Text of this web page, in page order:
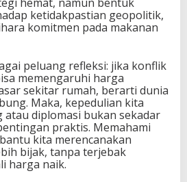
ketidakpastian geopolitik,
komitmen pada makanan
peluang refleksi: jika konflik
memengaruhi harga
sekitar rumah, berarti dunia
Maka, kepedulian kita
diplomasi bukan sekadar
praktis. Memahami
kita merencanakan
bijak, tanpa terjebak
harga naik.